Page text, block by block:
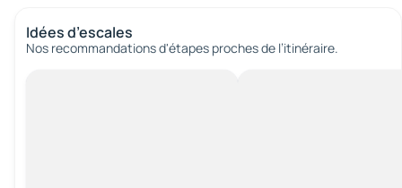
Idées d’escales
Nos recommandations d'étapes proches de l’itinéraire.